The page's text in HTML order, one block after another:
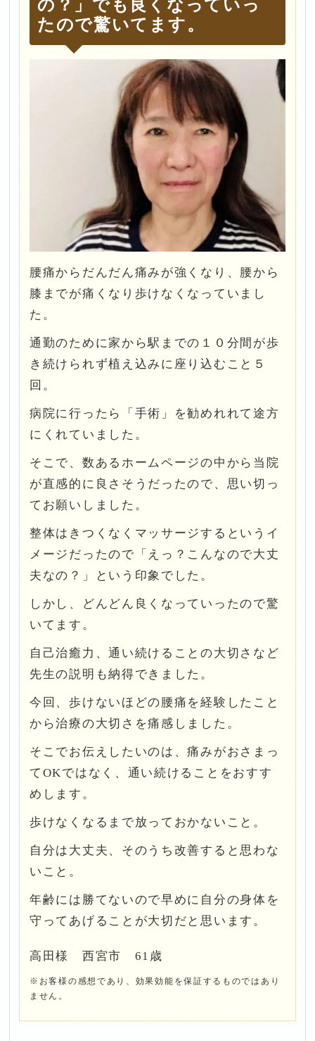
の？」でも良くなっていっ
たので驚いてます。
腰痛からだんだん痛みが強くなり、腰から
膝までが痛くなり歩けなくなっていまし
た。
通勤のために家から駅までの１０分間が歩
き続けられず植え込みに座り込むこと５
回。
病院に行ったら「手術」を勧めれれて途方
にくれていました。
そこで、数あるホームページの中から当院
が直感的に良さそうだったので、思い切っ
てお願いしました。
整体はきつくなくマッサージするというイ
メージだったので「えっ？こんなので大丈
夫なの？」という印象でした。
しかし、どんどん良くなっていったので驚
いてます。
自己治癒力、通い続けることの大切さなど
先生の説明も納得できました。
今回、歩けないほどの腰痛を経験したこと
から治療の大切さを痛感しました。
そこでお伝えしたいのは、痛みがおさまっ
てOKではなく、通い続けることをおすす
めします。
歩けなくなるまで放っておかないこと。
自分は大丈夫、そのうち改善すると思わな
いこと。
年齢には勝てないので早めに自分の身体を
守ってあげることが大切だと思います。
高田様 西宮市 61歳
※お客様の感想であり、効果効能を保証するものではあり
ません。